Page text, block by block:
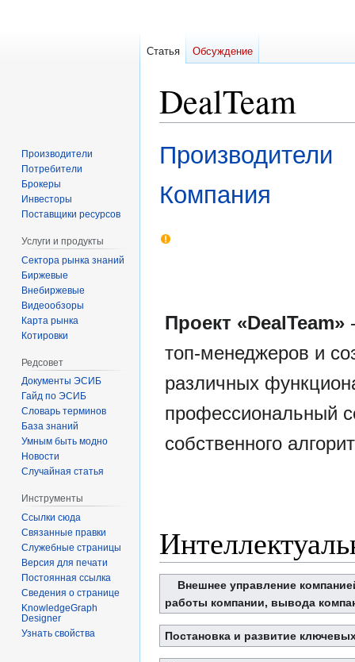
DealTeam
Перейти
к
Перейти
кПроизводители
Компания
Проект «DealTeam»
топ-менеджеров и
различных
профессиональный
собственного
Внешнее управление
работы компании, вывода
Постановка и развитие
Статья Обсуждение
Производители
Потребители
Брокеры
Инвесторы
Поставщики ресурсов
Услуги и продукты
Сектора рынка знаний
Биржевые
Внебиржевые
Видеообзоры
Карта рынка
Котировки
Редсовет
Документы ЭСИБ
Гайд по ЭСИБ
Словарь терминов
База знаний
Умным быть модно
Новости
Случайная статья
Инструменты
Ссылки сюда
Связанные правки
Служебные страницы
Версия для печати
Постоянная ссылка
Сведения о странице
KnowledgeGraph
Designer
Узнать свойства